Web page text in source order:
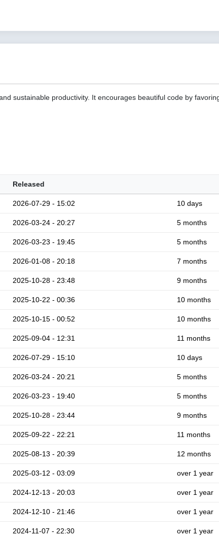
sustainable productivity. It encourages beautiful code by
Released
2026-07-29 - 15:02 10 days
2026-03-24 - 20:27 5 months
2026-03-23 - 19:45 5 months
2026-01-08 - 20:18 7 months
2025-10-28 - 23:48 9 months
2025-10-22 - 00:36 10 months
2025-10-15 - 00:52 10 months
2025-09-04 - 12:31 11 months
2026-07-29 - 15:10 10 days
2026-03-24 - 20:21 5 months
2026-03-23 - 19:40 5 months
2025-10-28 - 23:44 9 months
2025-09-22 - 22:21 11 months
2025-08-13 - 20:39 12 months
2025-03-12 - 03:09 over 1 year
2024-12-13 - 20:03 over 1 year
2024-12-10 - 21:46 over 1 year
2024-11-07 - 22:30 over 1 year